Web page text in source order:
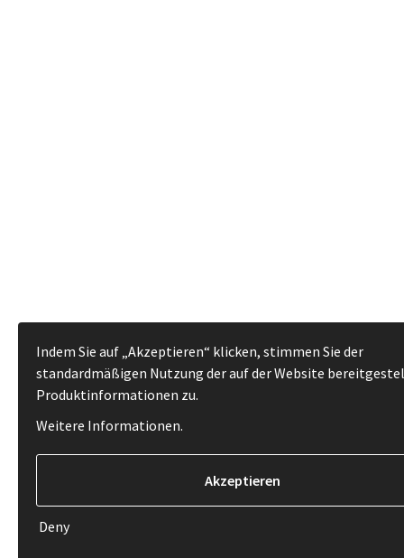
Indem Sie auf „Akzeptieren“ klicken, stimmen Sie der
standardmäßigen Nutzung der auf der Website
Produktinformationen zu.
Weitere Informationen.
Deny